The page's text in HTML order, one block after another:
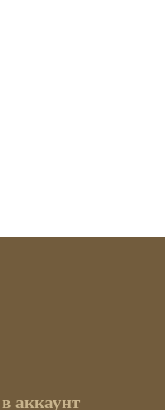
аккаунт